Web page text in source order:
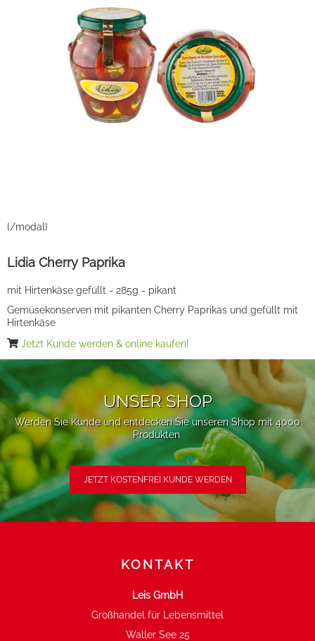
{/modal}
Lidia Cherry Paprika
mit Hirtenkäse gefüllt - 285g - pikant
Gemüsekonserven mit pikanten Cherry Paprikas und gefüllt mit
Hirtenkäse
Jetzt Kunde werden & online kaufen!
UNSER SHOP
Werden Sie Kunde und entdecken Sie unseren Shop mit 4000
Produkten.
JETZT KOSTENFREI KUNDE WERDEN
KONTAKT
Leis GmbH
Großhandel für Lebensmittel
Waller See 25